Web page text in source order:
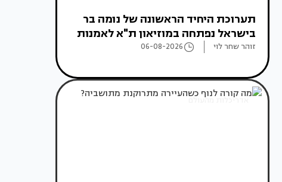
תערוכת היחיד הראשונה של נומה בר
בישראל נפתחה במוזיאון ת"א לאמנות
זוהר שחר לוי 06-08-2026
אדריכלות מהעולם